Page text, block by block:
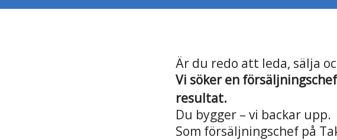
Är du redo att leda, sälja
Vi söker en
resultat.
Du bygger – vi backar upp.
Som försäljningschef på